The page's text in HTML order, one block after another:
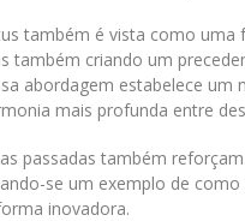
também é vista como
também criando um
abordagem estabelece
mais profunda entre
passadas também
se um exemplo de
inovadora.